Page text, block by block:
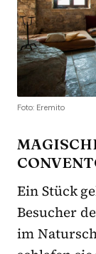
Foto: Eremito
Ein Stück
Besucher
im